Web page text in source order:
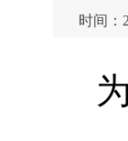
时间：